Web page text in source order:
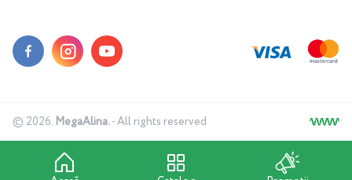
© 2026. MegaAlina.- All rights reserved